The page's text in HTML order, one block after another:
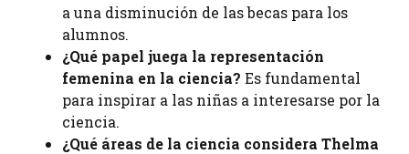
a una disminución de las becas para los
alumnos.
¿Qué papel juega la representación
femenina en la ciencia? Es fundamental
para inspirar a las niñas a interesarse por la
ciencia.
¿Qué áreas de la ciencia considera Thelma